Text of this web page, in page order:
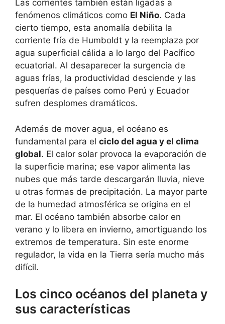
Las corrientes también están ligadas a
fenómenos climáticos como El Niño. Cada
cierto tiempo, esta anomalía debilita la
corriente fría de Humboldt y la reemplaza por
agua superficial cálida a lo largo del Pacífico
ecuatorial. Al desaparecer la surgencia de
aguas frías, la productividad desciende y las
pesquerías de países como Perú y Ecuador
sufren desplomes dramáticos.
Además de mover agua, el océano es
fundamental para el ciclo del agua y el clima
global. El calor solar provoca la evaporación de
la superficie marina; ese vapor alimenta las
nubes que más tarde descargarán lluvia, nieve
u otras formas de precipitación. La mayor parte
de la humedad atmosférica se origina en el
mar. El océano también absorbe calor en
verano y lo libera en invierno, amortiguando los
extremos de temperatura. Sin este enorme
regulador, la vida en la Tierra sería mucho más
difícil.
Los cinco océanos del planeta y
sus características